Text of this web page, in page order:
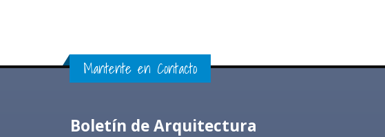
Mantente en Contacto
Boletín de Arquitectura